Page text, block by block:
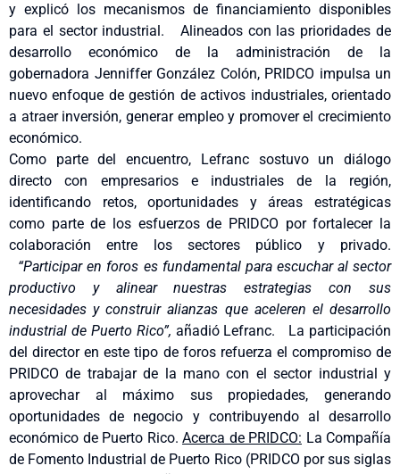
y explicó los mecanismos de financiamiento disponibles
para el sector industrial. Alineados con las prioridades de
desarrollo económico de la administración de la
gobernadora Jenniffer González Colón, PRIDCO impulsa un
nuevo enfoque de gestión de activos industriales, orientado
a atraer inversión, generar empleo y promover el crecimiento
económico.
Como parte del encuentro, Lefranc sostuvo un diálogo
directo con empresarios e industriales de la región,
identificando retos, oportunidades y áreas estratégicas
como parte de los esfuerzos de PRIDCO por fortalecer la
colaboración entre los sectores público y privado.
“Participar en foros es fundamental para escuchar al sector
productivo y alinear nuestras estrategias con sus
necesidades y construir alianzas que aceleren el desarrollo
industrial de Puerto Rico”, añadió Lefranc. La participación
del director en este tipo de foros refuerza el compromiso de
PRIDCO de trabajar de la mano con el sector industrial y
aprovechar al máximo sus propiedades, generando
oportunidades de negocio y contribuyendo al desarrollo
económico de Puerto Rico. Acerca de PRIDCO: La Compañía
de Fomento Industrial de Puerto Rico (PRIDCO por sus siglas